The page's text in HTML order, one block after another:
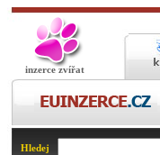
inzerce zvířat
Hledej